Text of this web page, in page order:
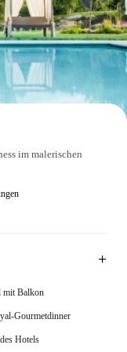
Auf der Karte anzeigen
im malerischen
mit Balkon
Gourmetdinner
Hotels